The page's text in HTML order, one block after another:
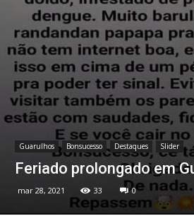
Guarulhos Bonsucesso Destaques Slider
Feriado prolongado em
mar 28, 2021 33 0